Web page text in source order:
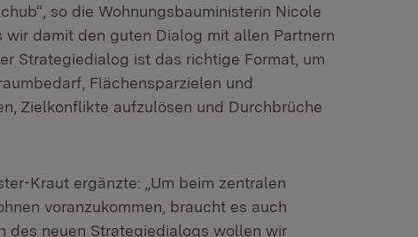
so die Wohnungsbauministerin Nicole
wir damit den guten Dialog mit allen Partnern
Strategiedialog ist das richtige Format, um
Flächensparzielen und
Zielkonflikte aufzulösen und Durchbrüche
Kraut ergänzte: „Um beim zentralen
voranzukommen, braucht es auch
des neuen Strategiedialogs wollen wir